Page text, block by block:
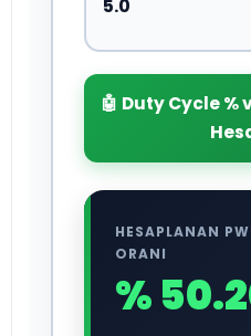
🤖 Duty Cycle %
HESAPLANAN
ORANI
%